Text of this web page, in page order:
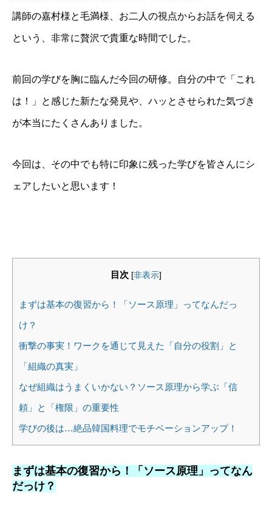
講師の嘉村様と毛満様、お二人の視点からお話を伺える
という、非常に贅沢で貴重な時間でした。
前回の学びを胸に臨んだ今回の研修。自分の中で「これ
は！」と感じた新たな発見や、ハッとさせられた気づき
が本当にたくさんありました。
今回は、その中でも特に印象に残った学びを皆さんにシ
ェアしたいと思います！
目次 [非表示]
まずは基本の復習から！「ソース原理」ってなんだっ
け？
衝撃の事実！ワークを通じて見えた「自分の役割」と
「組織の真実」
なぜ組織はうまくいかない？ソース原理から学ぶ「信
頼」と「権限」の重要性
学びの後は…絶品韓国料理でモチベーションアップ！
まずは基本の復習から！「ソース原理」ってなん
だっけ？